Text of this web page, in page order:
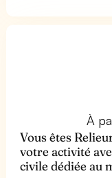
À
Vous êtes
votre activité
civile dédiée au